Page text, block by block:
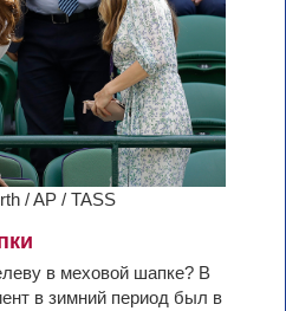
/ AP / TASS
в меховой шапке? В
в зимний период был в